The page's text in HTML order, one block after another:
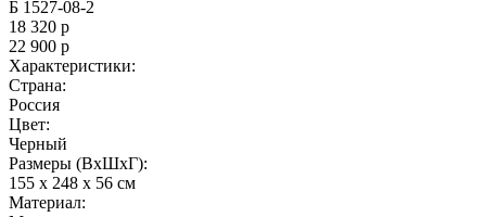
Б 1527-08-2
18 320 р
22 900 р
Характеристики:
Страна:
Россия
Цвет:
Черный
Размеры (ВxШxГ):
155 x 248 x 56 см
Материал: